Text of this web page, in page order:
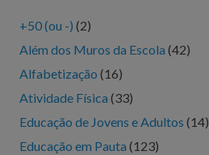
+50 (ou -) (2)
Além dos Muros da Escola (42)
Alfabetização (16)
Atividade Física (33)
Educação de Jovens e Adultos (14)
Educação em Pauta (123)